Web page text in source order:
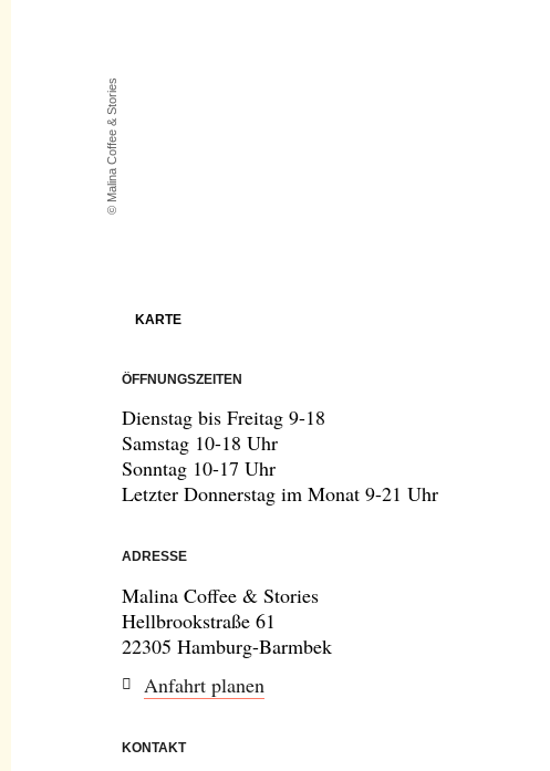
© Malina Coffee & Stories
KARTE
ÖFFNUNGSZEITEN
Dienstag bis Freitag 9-18
Samstag 10-18 Uhr
Sonntag 10-17 Uhr
Letzter Donnerstag im Monat 9-21 Uhr
ADRESSE
Malina Coffee & Stories
Hellbrookstraße 61
22305 Hamburg-Barmbek
Anfahrt planen
KONTAKT